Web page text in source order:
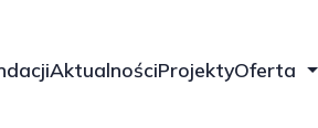
AktualnościProjektyOferta